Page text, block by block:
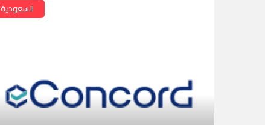
السعودية